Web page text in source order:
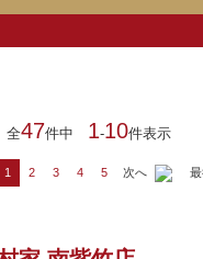
全47件中 1-10件表示
1 2 3 4 5 次へ